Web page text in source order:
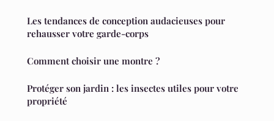
Les tendances de conception audacieuses pour
rehausser votre garde-corps
Comment choisir une montre ?
Protéger son jardin : les insectes utiles pour votre
propriété